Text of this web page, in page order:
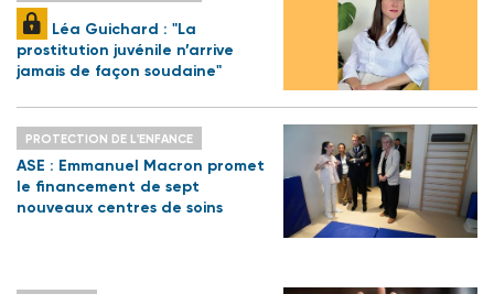
Léa Guichard : "La
prostitution juvénile n’arrive
jamais de façon soudaine"
PROTECTION DE L'ENFANCE
ASE : Emmanuel Macron promet
le financement de sept
nouveaux centres de soins